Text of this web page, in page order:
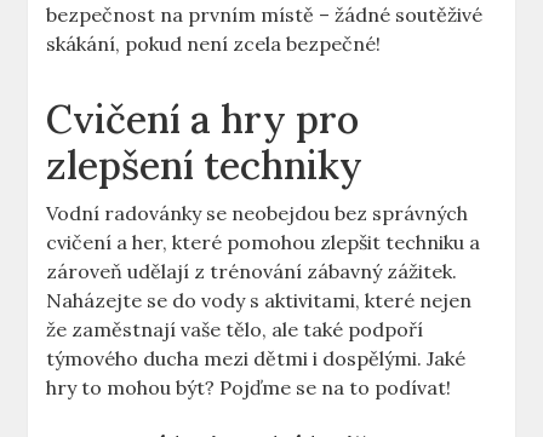
bezpečnost na prvním místě – žádné soutěživé
skákání, pokud není zcela bezpečné!
Cvičení a hry pro
zlepšení techniky
Vodní radovánky se neobejdou bez správných
cvičení a her, které pomohou zlepšit techniku a
zároveň udělají z trénování zábavný zážitek.
Naházejte se do vody s aktivitami, které nejen
že zaměstnají vaše tělo, ale také podpoří
týmového ducha mezi dětmi i dospělými. Jaké
hry to mohou být? Pojďme se na to podívat!